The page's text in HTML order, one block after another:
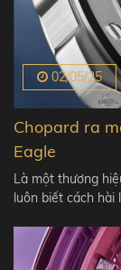
02/05/25
Chopard ra
Eagle
Là một thương
luôn biết cách